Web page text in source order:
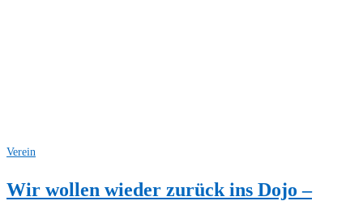
Verein
Wir wollen wieder zurück ins Dojo –